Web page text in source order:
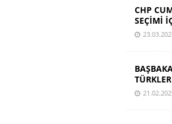
CHP
SEÇİMİ